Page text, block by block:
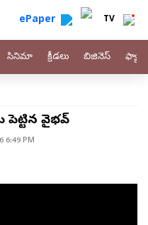
ePaper TV
సినిమా క్రీడలు బిజినెస్
పెట్టిన వైభవ్
6:49 PM